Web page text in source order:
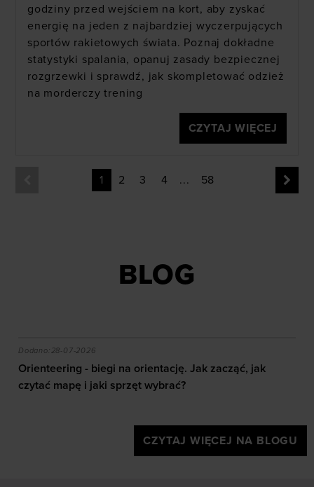
społecznościowych). Szczegółowe informacje
znajdziesz w naszej Polityce prywatnościoraz sekcji
„Szczegóły”
godziny przed wejściem na kort, aby zyskać
energię na jeden z najbardziej wyczerpujących
sportów rakietowych świata. Poznaj dokładne
statystyki spalania, opanuj zasady bezpiecznej
rozgrzewki i sprawdź, jak skompletować odzież
na morderczy trening
CZYTAJ WIĘCEJ
1 2 3 4 ... 58
BLOG
efekty daje trening?
Orienteering - biegi na orientację. Jak zacząć, jak
Dodano:28-07-2026
Orienteering - biegi na orientację. Jak zacząć, jak
czytać mapę i jaki sprzęt wybrać?
CZYTAJ WIĘCEJ NA BLOGU